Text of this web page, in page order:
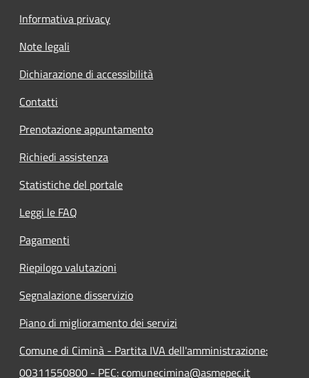
Informativa privacy
Note legali
Dichiarazione di accessibilità
Contatti
Prenotazione appuntamento
Richiedi assistenza
Statistiche del portale
Leggi le FAQ
Pagamenti
Riepilogo valutazioni
Segnalazione disservizio
Piano di miglioramento dei servizi
Comune di Ciminà - Partita IVA dell'amministrazione:
00311550800 - PEC: comunecimina@asmepec.it